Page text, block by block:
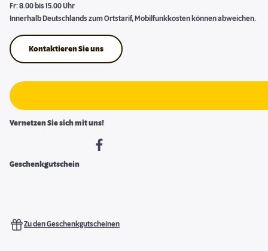
Fr: 8.00 bis 15.00 Uhr
Innerhalb Deutschlands zum Ortstarif, Mobilfunkkosten können abweichen.
Kontaktieren Sie uns
Vernetzen Sie sich mit uns!
Geschenkgutschein
Zu den Geschenkgutscheinen